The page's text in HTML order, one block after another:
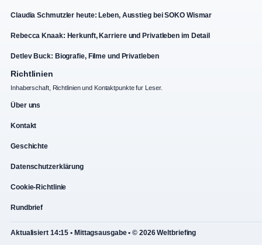
Claudia Schmutzler heute: Leben, Ausstieg bei SOKO Wismar
Rebecca Knaak: Herkunft, Karriere und Privatleben im Detail
Detlev Buck: Biografie, Filme und Privatleben
Richtlinien
Inhaberschaft, Richtlinien und Kontaktpunkte fur Leser.
Über uns
Kontakt
Geschichte
Datenschutzerklärung
Cookie-Richtlinie
Rundbrief
Aktualisiert 14:15 • Mittagsausgabe • © 2026 Weltbriefing